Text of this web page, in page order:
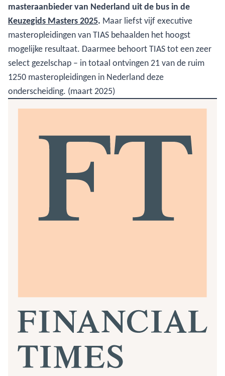
masteraanbieder van Nederland uit de bus in de
Keuzegids Masters 2025. Maar liefst vijf executive
masteropleidingen van TIAS behaalden het hoogst
mogelijke resultaat. Daarmee behoort TIAS tot een zeer
select gezelschap – in totaal ontvingen 21 van de ruim
1250 masteropleidingen in Nederland deze
onderscheiding. (maart 2025)